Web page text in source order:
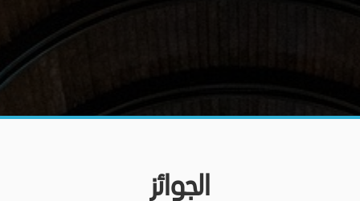
الجوائز